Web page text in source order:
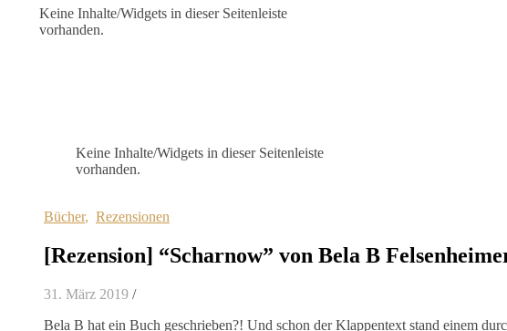
Keine Inhalte/Widgets in dieser Seitenleiste
vorhanden.
Keine Inhalte/Widgets in dieser Seitenleiste
vorhanden.
Bücher, Rezensionen
[Rezension] “Scharnow” von Bela B
31. März 2019 /
Bela B hat ein Buch geschrieben?! Und schon der Klappentext stand einem